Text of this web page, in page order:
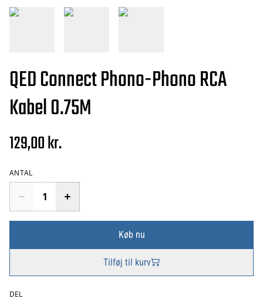
QED Connect Phono-Phono RCA
Kabel 0.75M
129,00 kr.
ANTAL
Køb nu
Tilføj til kurv
DEL